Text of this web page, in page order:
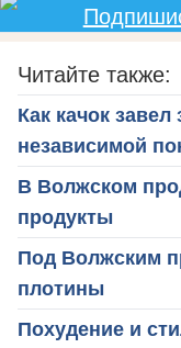
Читайте также:
Как качок
независимой
В Волжском
продукты
Под Волжским
плотины
Похудение и